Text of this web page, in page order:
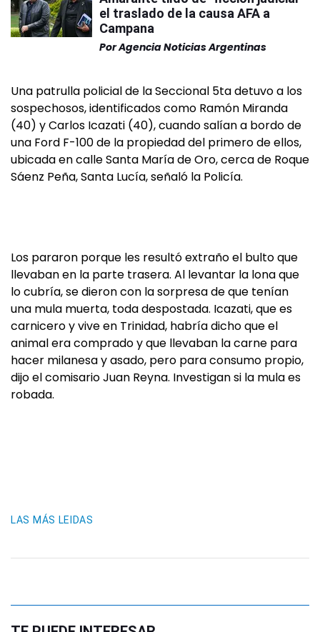
el traslado de la causa AFA a
Campana
PorAgencia Noticias Argentinas
Una patrulla policial de la Seccional 5ta detuvo a los
sospechosos, identificados como Ramón Miranda
(40) y Carlos Icazati (40), cuando salían a bordo de
una Ford F-100 de la propiedad del primero de ellos,
ubicada en calle Santa María de Oro, cerca de Roque
Sáenz Peña, Santa Lucía, señaló la Policía.
Los pararon porque les resultó extraño el bulto que
llevaban en la parte trasera. Al levantar la lona que
lo cubría, se dieron con la sorpresa de que tenían
una mula muerta, toda despostada. Icazati, que es
carnicero y vive en Trinidad, habría dicho que el
animal era comprado y que llevaban la carne para
hacer milanesa y asado, pero para consumo propio,
dijo el comisario Juan Reyna. Investigan si la mula es
robada.
LAS MÁS LEIDAS